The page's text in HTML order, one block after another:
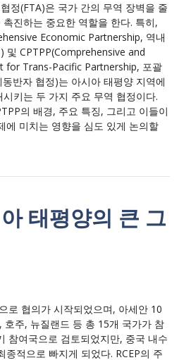
정(FTA)은 국가 간의 무역 장벽을 줄
진하는 중요한 역할을 한다. 특히,
Economic Partnership, 역내
및 CPTPP(Comprehensive and
for Trans-Pacific Partnership, 포괄
동반자 협정)는 아시아 태평양 지역에
키는 두 가지 주요 무역 협정이다.
의 배경, 주요 특징, 그리고 이들이
에 미치는 영향을 심도 있게 논의할
태평양의 큰 그
로 협의가 시작되었으며, 아세안 10
호주, 뉴질랜드 등 총 15개 국가가 참
참여국으로 검토되었지만, 중국 내수
적으로 빠지게 되었다. RCEP의 주